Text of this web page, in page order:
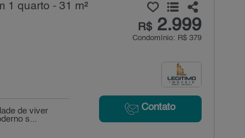
1 quarto - 31 m²
R$2.999
Condomínio: R$ 379
Contato
de viver
s...